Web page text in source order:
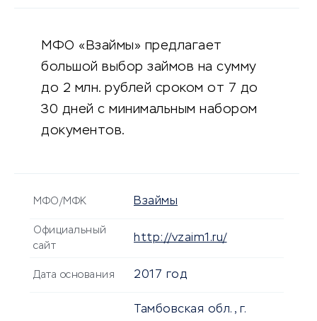
МФО «Взаймы» предлагает
большой выбор займов на сумму
до 2 млн. рублей сроком от 7 до
30 дней с минимальным набором
документов.
МФО/МФК Взаймы
Официальный
сайт
http://vzaim1.ru/
Дата основания 2017 год
Тамбовская обл., г.